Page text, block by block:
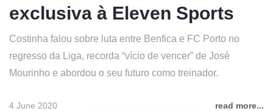
exclusiva à Eleven Sports
Costinha falou sobre luta entre Benfica e FC Porto no
regresso da Liga, recorda “vício de vencer” de José
Mourinho e abordou o seu futuro como treinador.
4 June 2020 read more...